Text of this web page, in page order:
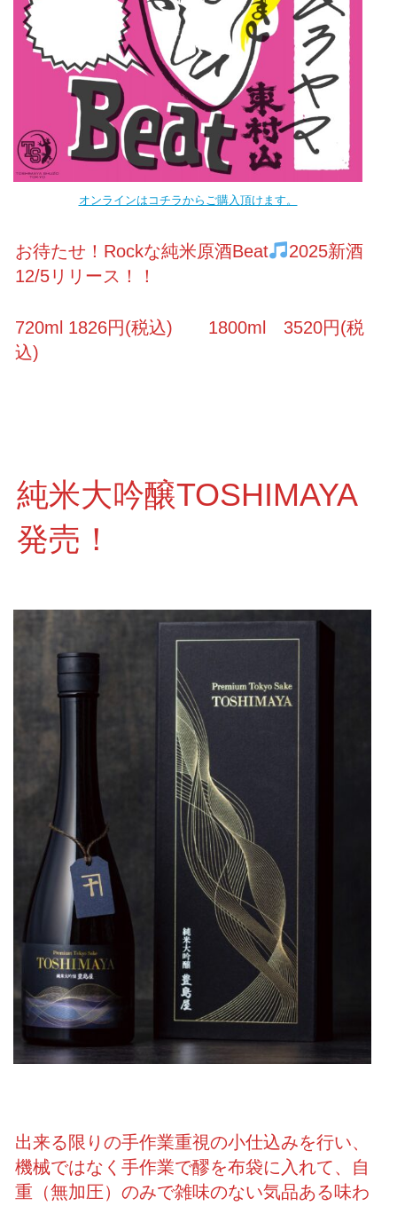
オンラインはコチラからご購入頂けます。
お待たせ！Rockな純米原酒Beat
2025新酒
12/5リリース！！
720ml 1826円(税込) 1800ml 3520円(税
込)
純米大吟醸TOSHIMAYA
発売！
出来る限りの手作業重視の小仕込みを行い、
機械ではなく手作業で醪を布袋に入れて、自
重（無加圧）のみで雑味のない気品ある味わ